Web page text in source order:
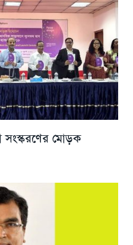
সংস্করণের মোড়ক